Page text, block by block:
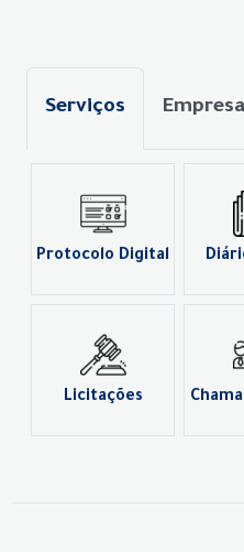
Serviços
Protocolo Digital
Licitações